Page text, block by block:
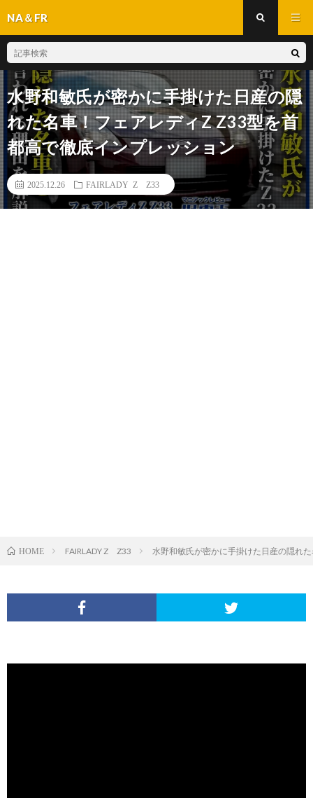
NA＆FR
水野和敏氏が密かに手掛けた日産の隠
れた名車！フェアレディZ Z33型を首
都高で徹底インプレッション
2025.12.26 FAIRLADY Z Z33
HOME FAIRLADY Z Z33 水野和敏氏が密かに手掛けた日産の隠れ